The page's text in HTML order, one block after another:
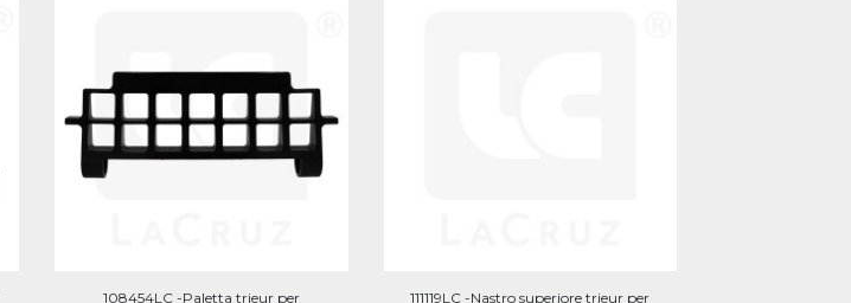
108454LC -Paletta trieur per
111119LC -Nastro superiore trieur per